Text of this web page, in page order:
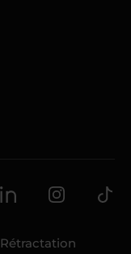
Rétractation